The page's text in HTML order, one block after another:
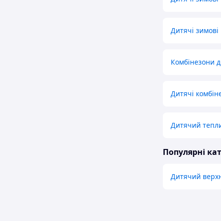
Дитячі зимові
Комбінезони
Дитячі
Дитячий
Популярні
Дитячий